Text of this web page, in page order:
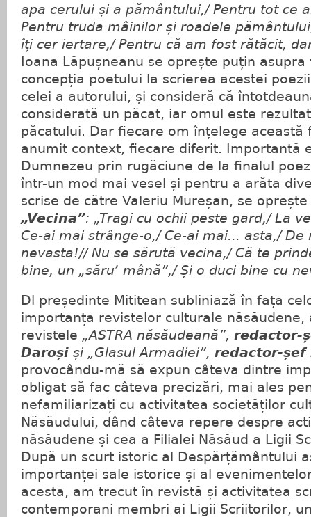
apa cerului și a pământului,/ Pentru tot ce
Pentru truda mâinilor și roadele
îți cer iertare,/ Pentru că am fost rătăcit,
Ioana Lăpușneanu se oprește puțin
concepția poetului la scrierea acestei
celei a autorului, și consideră că
considerată un păcat, iar omul este
păcatului. Dar fiecare om înțelege această
anumit context, fiecare diferit. Importantă
Dumnezeu prin rugăciune de la finalul
într-un mod mai vesel și pentru a arăta
scrise de către Valeriu Mureșan, se
„Vecina”: „Tragi cu ochii peste gard,/ La
Ce-ai mai strânge-o,/ Ce-ai mai... asta,/ De
nevasta!// Nu se sărută vecina,/ Că te
bine, un „săruʼ mână”,/ Și o duci bine cu
Dl președinte Mititean subliniază în fața
importanța revistelor culturale năsăudene,
revistele „ASTRA năsăudeană”, redactor-
Daroși și „Glasul Armadiei”, redactor-șef
provocându-mă să expun câteva dintre
obligat să fac câteva precizări, mai ales
nefamiliarizați cu activitatea societăților
Năsăudului, dând câteva repere despre
năsăudene și cea a Filialei Năsăud a Ligii
După un scurt istoric al Despărțământului
importanței sale istorice și al
acesta, am trecut în revistă și activitatea
contemporani membri ai Ligii Scriitorilor,